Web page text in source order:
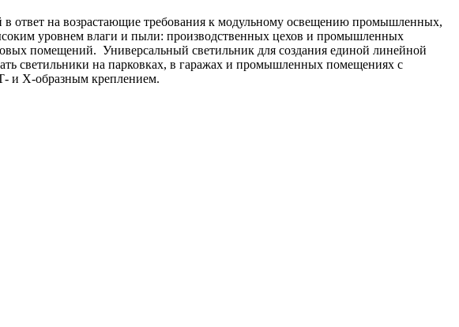
ответ на возрастающие требования к модульному освещению промышленных,
уровнем влаги и пыли: производственных цехов и промышленных
помещений. Универсальный светильник для создания единой линейной
светильники на парковках, в гаражах и промышленных помещениях с
и Х-образным креплением.